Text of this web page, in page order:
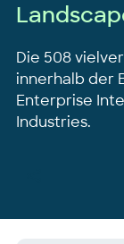
Die 508
innerhalb der
Enterprise
Industries.